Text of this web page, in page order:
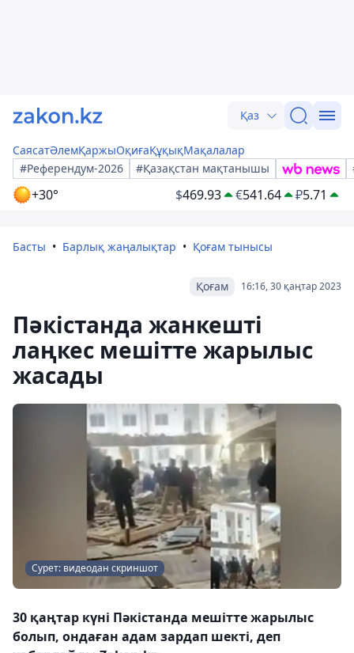
Қаз
СаясатӘлемҚаржыОқиғаҚұқықМақалалар
#Референдум-2026
#Қазақстан мақтанышы
+30° $469.93 €541.64 ₽5.71
Басты Барлық жаңалықтар Қоғам тынысы
16:16, 30 қаңтар 2023
Қоғам
Пәкістанда жанкешті
лаңкес мешітте жарылыс
жасады
Сурет: видеодан скриншот
30 қаңтар күні Пәкістанда мешітте жарылыс
болып, ондаған адам зардап шекті, деп